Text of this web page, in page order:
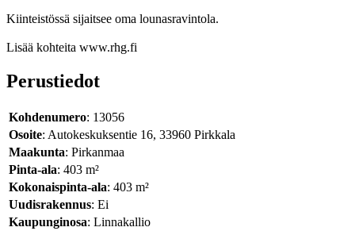
Kiinteistössä sijaitsee oma lounasravintola.
Lisää kohteita www.rhg.fi
Perustiedot
Kohdenumero: 13056
Osoite: Autokeskuksentie 16, 33960 Pirkkala
Maakunta: Pirkanmaa
Pinta-ala: 403 m²
Kokonaispinta-ala: 403 m²
Uudisrakennus: Ei
Kaupunginosa: Linnakallio